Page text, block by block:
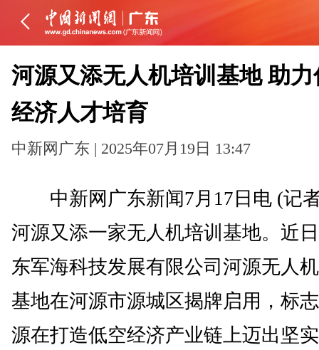
河源又添无人机培训基地 助力
经济人才培育
中新网广东 | 2025年07月19日 13:47
中新网广东新闻7月17日电 (记
河源又添一家无人机培训基地。近
东军海科技发展有限公司河源无人
基地在河源市源城区揭牌启用，标
源在打造低空经济产业链上迈出坚